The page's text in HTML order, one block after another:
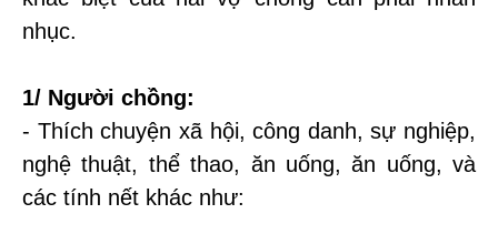
nhục.
1/ Người chồng:
- Thích chuyện xã hội, công danh, sự nghiệp,
nghệ thuật, thể thao, ăn uống, ăn uống, và
các tính nết khác như: